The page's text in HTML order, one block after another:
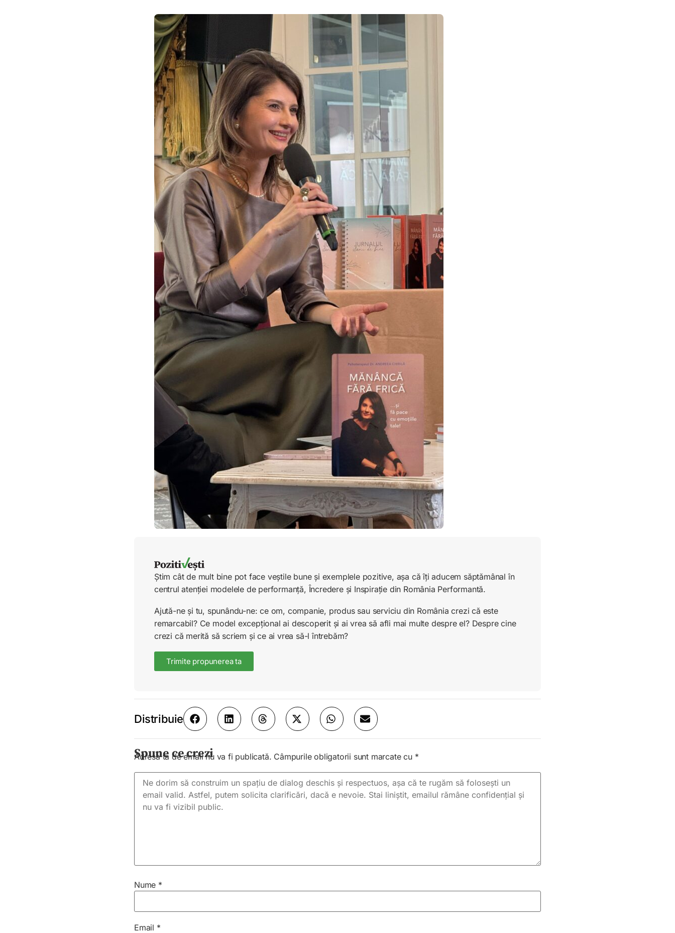
Știm cât de mult bine pot face veștile bune și exemplele pozitive, așa că îți aducem săptămânal în
centrul atenției modelele de performanță, Încredere și Inspirație din România Performantă.
Ajută-ne și tu, spunându-ne: ce om, companie, produs sau serviciu din România crezi că este
remarcabil? Ce model excepțional ai descoperit și ai vrea să afli mai multe despre el? Despre cine
crezi că merită să scriem și ce ai vrea să-l întrebăm?
Trimite propunerea ta
Distribuie
Spune ce crezi
Adresa ta de email nu va fi publicată. Câmpurile obligatorii sunt marcate cu *
Nume *
Email *